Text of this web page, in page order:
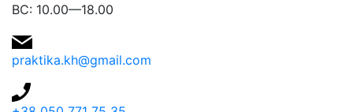
ВС: 10.00—18.00
praktika.kh@gmail.com